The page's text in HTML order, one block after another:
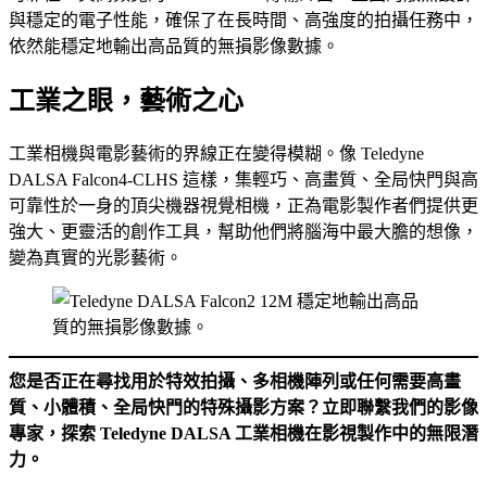
與穩定的電子性能，確保了在長時間、高強度的拍攝任務中，
依然能穩定地輸出高品質的無損影像數據。
工業之眼，藝術之心
工業相機與電影藝術的界線正在變得模糊。像 Teledyne
DALSA Falcon4-CLHS 這樣，集輕巧、高畫質、全局快門與高
可靠性於一身的頂尖機器視覺相機，正為電影製作者們提供更
強大、更靈活的創作工具，幫助他們將腦海中最大膽的想像，
變為真實的光影藝術。
您是否正在尋找用於特效拍攝、多相機陣列或任何需要高畫
質、小體積、全局快門的特殊攝影方案？立即聯繫我們的影像
專家，探索 Teledyne DALSA 工業相機在影視製作中的無限潛
力。